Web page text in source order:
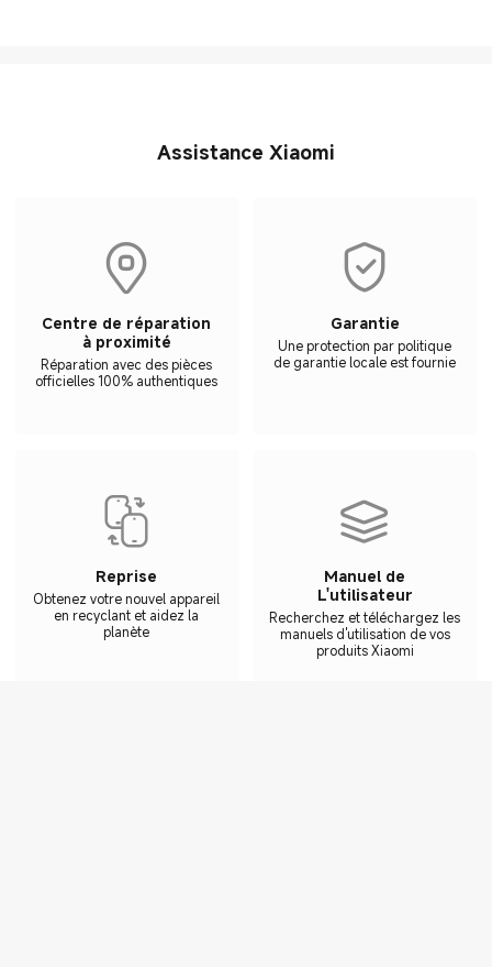
Assistance Xiaomi
Centre de réparation
à proximité
Réparation avec des pièces
officielles 100% authentiques
Garantie
Une protection par politique
de garantie locale est fournie
Reprise
Obtenez votre nouvel appareil
en recyclant et aidez la
planète
Manuel de
L'utilisateur
Recherchez et téléchargez les
manuels d'utilisation de vos
produits Xiaomi